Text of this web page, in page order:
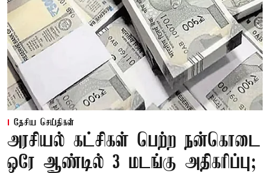
தேசிய செய்திகள்
அரசியல் கட்சிகள் பெற்ற நன்கொடை
ஒரே ஆண்டில் 3 மடங்கு அதிகரிப்பு;